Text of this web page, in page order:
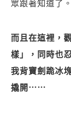
眾跟著知道了。
而且在這裡，
樣」，同時也
我背寶劍跪冰
撬開⋯⋯